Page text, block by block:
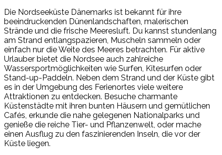
Die Nordseeküste Dänemarks ist bekannt für ihre
beeindruckenden Dünenlandschaften, malerischen
Strände und die frische Meeresluft. Du kannst stundenlang
am Strand entlangspazieren, Muscheln sammeln oder
einfach nur die Weite des Meeres betrachten. Für aktive
Urlauber bietet die Nordsee auch zahlreiche
Wassersportmöglichkeiten wie Surfen, Kitesurfen oder
Stand-up-Paddeln. Neben dem Strand und der Küste gibt
es in der Umgebung des Ferienortes viele weitere
Attraktionen zu entdecken. Besuche charmante
Küstenstädte mit ihren bunten Häusern und gemütlichen
Cafés, erkunde die nahe gelegenen Nationalparks und
genieße die reiche Tier- und Pflanzenwelt, oder mache
einen Ausflug zu den faszinierenden Inseln, die vor der
Küste liegen.